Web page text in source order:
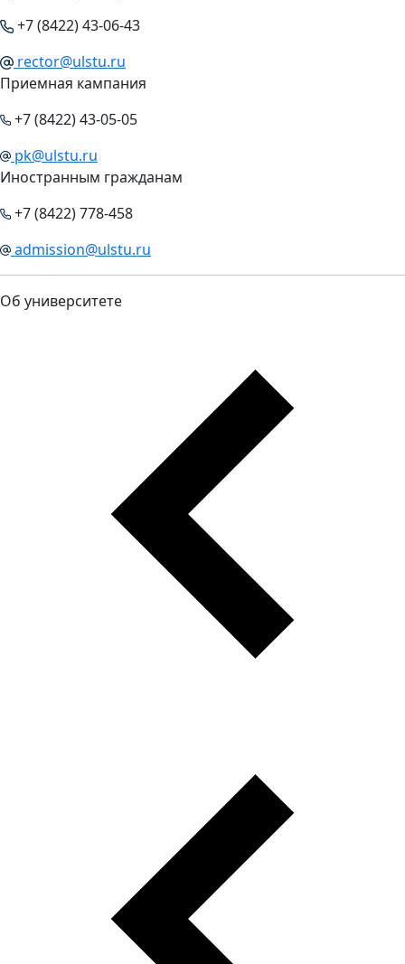
+7 (8422) 43-06-43
rector@ulstu.ru
Приемная кампания
+7 (8422) 43-05-05
pk@ulstu.ru
Иностранным гражданам
+7 (8422) 778-458
admission@ulstu.ru
Об университете